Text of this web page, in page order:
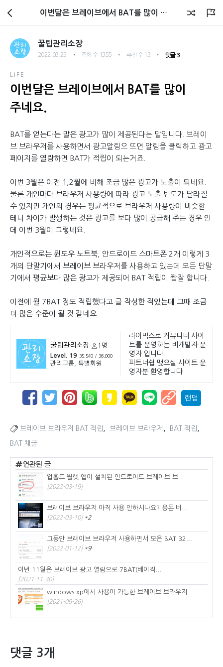
관리소장 블로그 이번달은 브레이브에서 BAT를 많이 주네요.
꿀팁관리소장
2022.03.25 ・ 조회 수 1355 ・ 추천 수 13 ・ 댓글 3
LIFE
이번달은 브레이브에서 BAT를 많이
주네요.
BAT를 얻는다는 말은 광고가 많이 제공된다는 말입니다. 브레이
브 브라우저를 사용하면서 광고알림으 뜨면 알림을 클릭하고 광고
페이지를 열람하면 BAT가 적립이 되는거죠.
이번 3월은 이전 1,2월에 비해 조금 많은 광고가 노출이 되네요.
물론 개인마다 브라우저 사용량에 따라 광고 노출 빈도가 달라질
수 있지만 개인의 경우는 평균적으로 브라우저 사용량이 비슷할
테니 차이가 발생하는 것은 광고를 보다 많이 공급해 주는 경우 인
데 이번 3월이 그렇네요.
개인적으로는 윈도우 노트북, 안드로이드 스마트폰 2개 이렇게 3
개의 단말기에서 브레이브 브라우저를 사용하고 있는데 모든 단말
기에서 평균보다 많은 광고가 제공되어 BAT 적립이 짭잘 합니다.
이전에 월 7BAT 정도 적립했다고 글 작성한 적있는데 그때 조금
더 많은 수준이 될 것 같네요.
꿀팁관리소장
1명
Level. 19
35,540 / 36,000
관리그룹, 특별회원
라이믹스로 커뮤니티 사이
트를 운영하는 비개발자 운
영자 입니다.
파트너쉽 맺으실 사이트 운
영자분 환영합니다.
랜덤
브레이브 브라우저 BAT 적립 브레이브 브라우저 BAT 적립
BAT 채굴
연관된 글
업홀드 월렛 앱이 설치된 안드로이드 브레이브 브...
[2022-03-19]
브레이브 브라우저 아직 사용 안하시나요? 용돈 버...
[2022-03-10] *2
그동안 브레이브 브라우저 사용하면서 모은 BAT 32...
[2022-01-12] *9
이번 11월은 브레이브 광고 열람으로 7BAT(베이직...
[2021-11-30]
windows xp에서 사용이 가능한 브레이브 브라우저
[2021-09-26]
댓글 3개